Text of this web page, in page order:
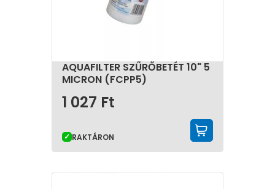
AQUAFILTER SZŰRŐBETÉT 10" 5
MICRON (FCPP5)
1 027 Ft
RAKTÁRON